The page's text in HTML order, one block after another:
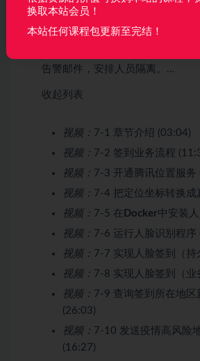
签到的时候根据人脸模型数据比对
本人，并且根据签到人所在GPS定
告警邮件，安排人员隔离。…
收起列表
视频： 7-1 章节介绍 (03:04)
视频： 7-2 签到业务流程
视频： 7-3 开通腾讯位置服务
视频： 7-4 把定位坐标转换成
视频： 7-5 在 Docker中安装
视频： 7-6 运行人脸识别程序
视频： 7-7 实现人脸签到（持
视频： 7-8 实现人脸签到（业
视频： 7-9 查询签到所在地区
(26:03)
视频： 7-10 发送疫情高风险
(16:27)
换取本站会员！
本站任何课程包更新至完结！